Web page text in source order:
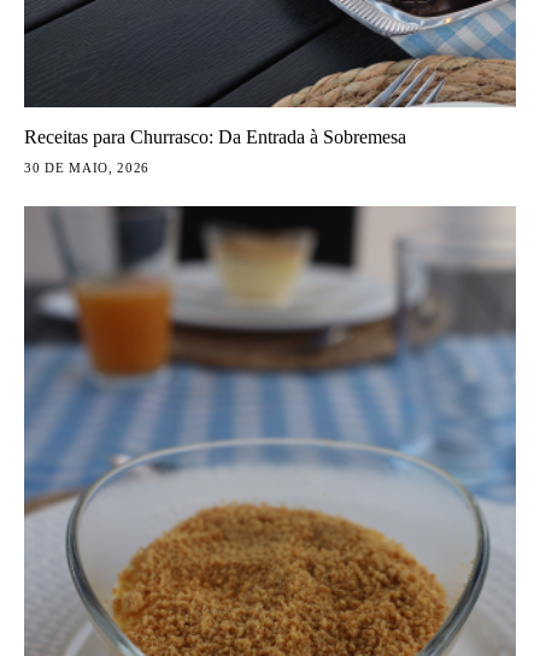
Receitas para Churrasco: Da Entrada à Sobremesa
30 DE MAIO, 2026